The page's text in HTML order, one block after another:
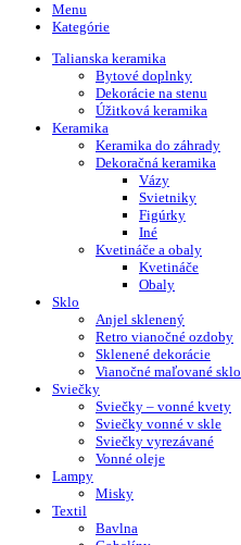
Menu
Kategórie
Talianska keramika
Bytové doplnky
Dekorácie na stenu
Úžitková keramika
Keramika
Keramika do záhrady
Dekoračná keramika
Vázy
Svietniky
Figúrky
Iné
Kvetináče a obaly
Kvetináče
Obaly
Sklo
Anjel sklenený
Retro vianočné ozdoby
Sklenené dekorácie
Vianočné maľované sklo
Sviečky
Sviečky – vonné kvety
Sviečky vonné v skle
Sviečky vyrezávané
Vonné oleje
Lampy
Misky
Textil
Bavlna